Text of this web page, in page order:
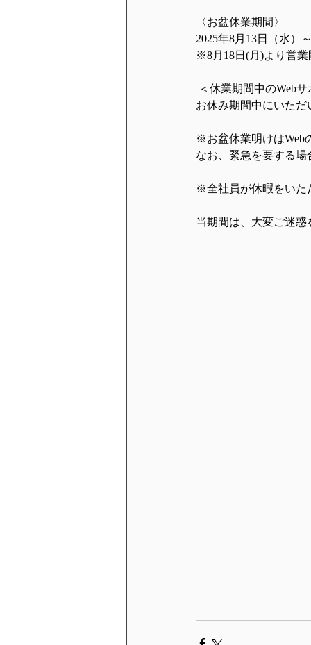
〈お盆休業期間〉
2025年8月13日（水）
※8月18日(月)より営
＜休業期間中の
お休み期間中にいた
※お盆休業明けはWeb
なお、緊急を要する
※全社員が休暇をいた
当期間は、大変ご迷